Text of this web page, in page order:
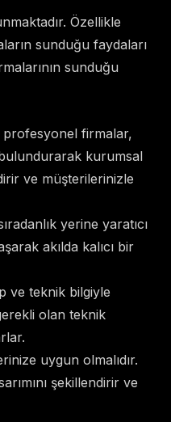
Özellikle
sunduğu faydaları
sunduğu
profesyonel firmalar,
kurumsal
ve müşterilerinizle
yerine yaratıcı
akılda kalıcı bir
ve teknik bilgiyle
olan teknik
uygun olmalıdır.
şekillendirir ve